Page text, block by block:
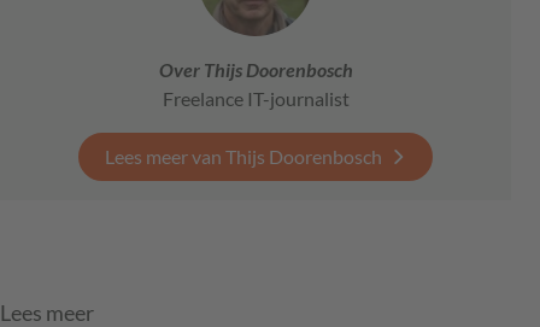
Over Thijs Doorenbosch
Freelance IT-journalist
Lees meer van Thijs Doorenbosch
Lees meer